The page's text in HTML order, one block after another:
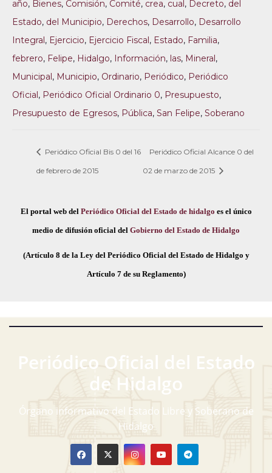
año, Bienes, Comisión, Comité, crea, cual, Decreto, del
Estado, del Municipio, Derechos, Desarrollo, Desarrollo
Integral, Ejercicio, Ejercicio Fiscal, Estado, Familia,
febrero, Felipe, Hidalgo, Información, las, Mineral,
Municipal, Municipio, Ordinario, Periódico, Periódico
Oficial, Periódico Oficial Ordinario 0, Presupuesto,
Presupuesto de Egresos, Pública, San Felipe, Soberano
Periódico Oficial Bis 0 del 16
de febrero de 2015
Periódico Oficial Alcance 0 del
02 de marzo de 2015
El portal web del Periódico Oficial del Estado de hidalgo es el único
medio de difusión oficial del Gobierno del Estado de Hidalgo
(Artículo 8 de la Ley del Periódico Oficial del Estado de Hidalgo y
Artículo 7 de su Reglamento)
Periódico Oficial del Estado
de Hidalgo
Órgano informativo del Estado Libre y Soberano de
Hidalgo